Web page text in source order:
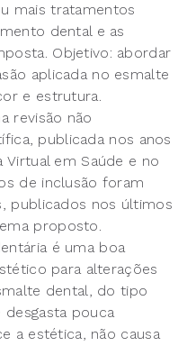
mais tratamentos
dental e as
Objetivo: abordar
aplicada no esmalte
e estrutura.
revisão não
publicada nos anos
Virtual em Saúde e no
de inclusão foram
publicados nos últimos
proposto.
é uma boa
para alterações
dental, do tipo
pouca
a estética, não causa